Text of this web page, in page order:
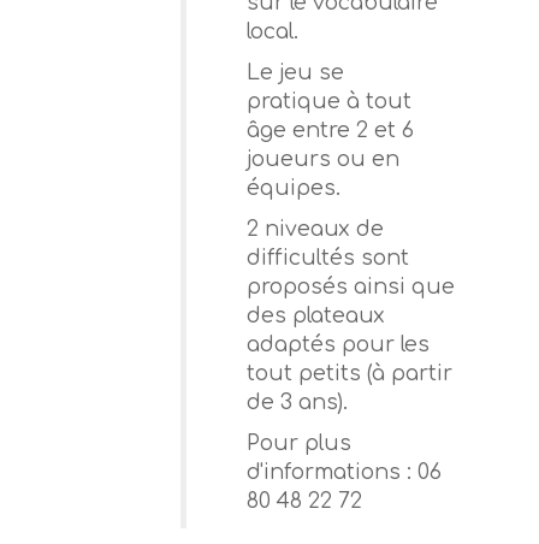
local.
Le jeu se
pratique à tout
âge entre 2 et 6
joueurs ou en
équipes.
2 niveaux de
difficultés sont
proposés ainsi que
des plateaux
adaptés pour les
tout petits (à partir
de 3 ans).
Pour plus
d'informations : 06
80 48 22 72